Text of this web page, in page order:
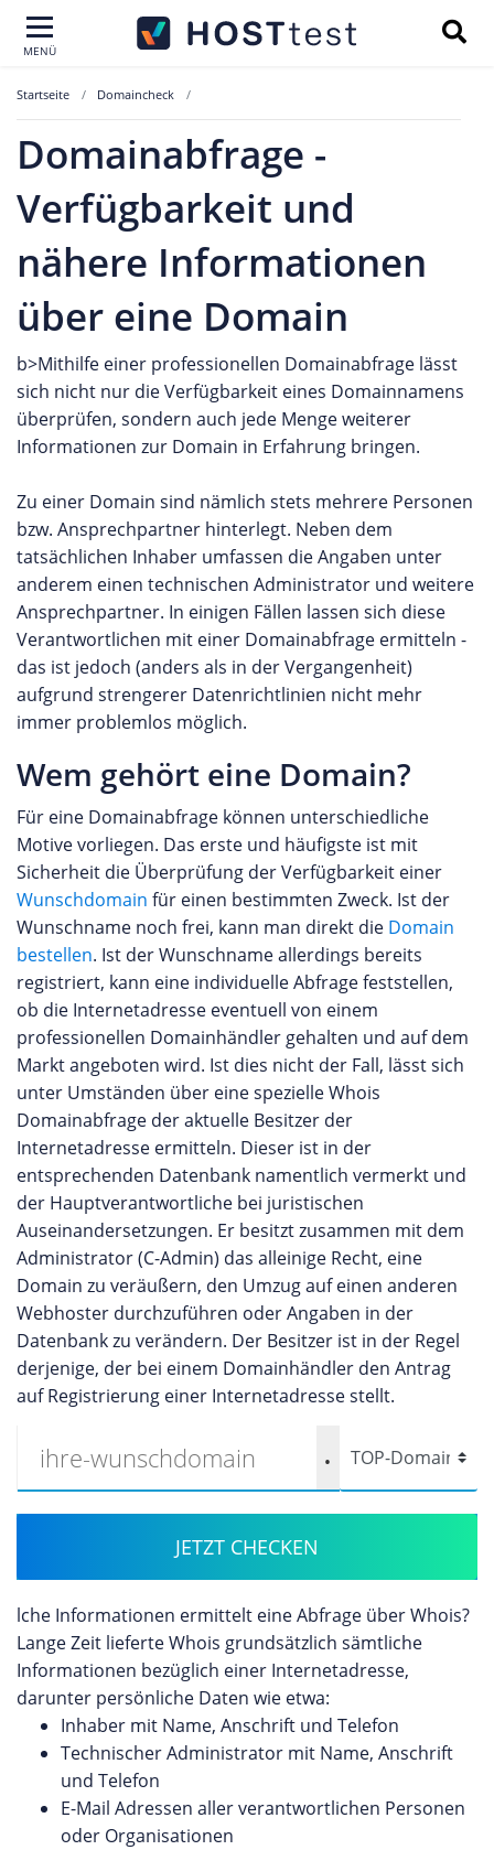
MENÜ
Startseite Domaincheck
Domainabfrage -
Verfügbarkeit und
nähere Informationen
über eine Domain
b>Mithilfe einer professionellen Domainabfrage lässt
sich nicht nur die Verfügbarkeit eines Domainnamens
überprüfen, sondern auch jede Menge weiterer
Informationen zur Domain in Erfahrung bringen.
Zu einer Domain sind nämlich stets mehrere Personen
bzw. Ansprechpartner hinterlegt. Neben dem
tatsächlichen Inhaber umfassen die Angaben unter
anderem einen technischen Administrator und weitere
Ansprechpartner. In einigen Fällen lassen sich diese
Verantwortlichen mit einer Domainabfrage ermitteln -
das ist jedoch (anders als in der Vergangenheit)
aufgrund strengerer Datenrichtlinien nicht mehr
immer problemlos möglich.
Wem gehört eine Domain?
Für eine Domainabfrage können unterschiedliche
Motive vorliegen. Das erste und häufigste ist mit
Sicherheit die Überprüfung der Verfügbarkeit einer
Wunschdomain für einen bestimmten Zweck. Ist der
Wunschname noch frei, kann man direkt die Domain
bestellen. Ist der Wunschname allerdings bereits
registriert, kann eine individuelle Abfrage feststellen,
ob die Internetadresse eventuell von einem
professionellen Domainhändler gehalten und auf dem
Markt angeboten wird. Ist dies nicht der Fall, lässt sich
unter Umständen über eine spezielle Whois
Domainabfrage der aktuelle Besitzer der
Internetadresse ermitteln. Dieser ist in der
entsprechenden Datenbank namentlich vermerkt und
der Hauptverantwortliche bei juristischen
Auseinandersetzungen. Er besitzt zusammen mit dem
Administrator (C-Admin) das alleinige Recht, eine
Domain zu veräußern, den Umzug auf einen anderen
Webhoster durchzuführen oder Angaben in der
Datenbank zu verändern. Der Besitzer ist in der Regel
derjenige, der bei einem Domainhändler den Antrag
auf Registrierung einer Internetadresse stellt.
.
JETZT CHECKEN
lche Informationen ermittelt eine Abfrage über Whois?
Lange Zeit lieferte Whois grundsätzlich sämtliche
Informationen bezüglich einer Internetadresse,
darunter persönliche Daten wie etwa:
Inhaber mit Name, Anschrift und Telefon
Technischer Administrator mit Name, Anschrift
und Telefon
E-Mail Adressen aller verantwortlichen Personen
oder Organisationen